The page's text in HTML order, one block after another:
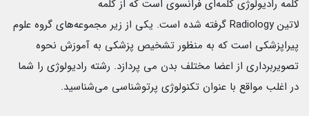
کلمه رادیولوژی کلمه‌ای فرانسوی است که از کلمه
لاتین Radiology گرفته شده است. یکی از زیر مجموعه‌های گروه علوم
پیراپزشکی است که به منظور تشخیص پزشکی به آموزش نحوه
تصویربرداری از اعضا مختلف بدن می پردازد. رشته رادیولوژی را شما
در اغلب مواقع با عنوان تکنولوژی پرتوشناسی می‌شناسید.